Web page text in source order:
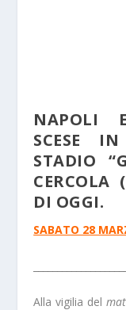
NAPOLI
SCESE
STADIO
CERCOLA
DI OGGI.
SABATO 28
Alla vigilia del